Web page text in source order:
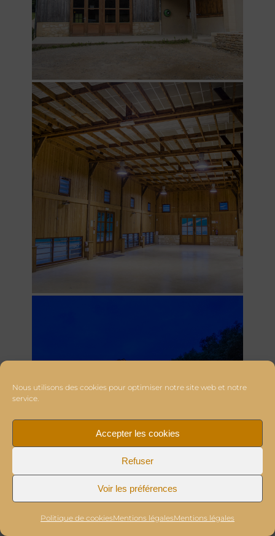
Nous utilisons des cookies pour optimiser notre site web et notre
service.
Accepter les cookies
Refuser
Voir les préférences
Politique de cookiesMentions légalesMentions légales